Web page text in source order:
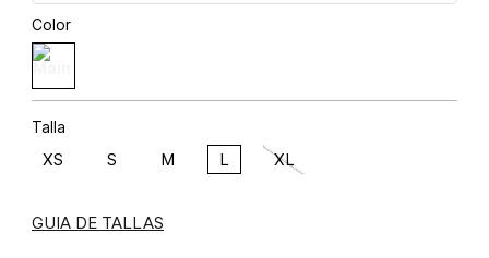
Color
Talla
XS S M L XL
GUIA DE TALLAS